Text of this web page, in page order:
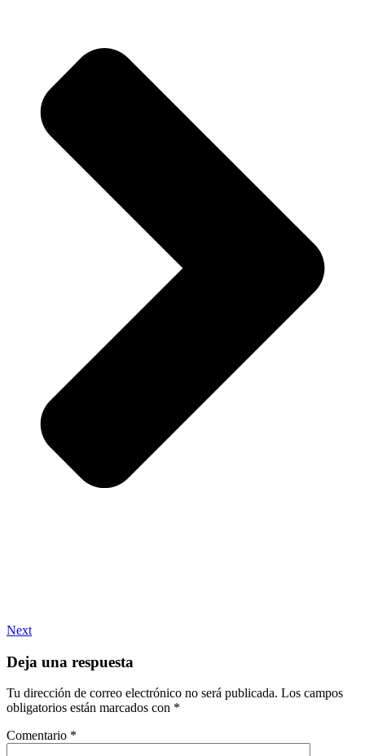
Next
Deja una respuesta
Tu dirección de correo electrónico no será publicada. Los campos
obligatorios están marcados con *
Comentario *